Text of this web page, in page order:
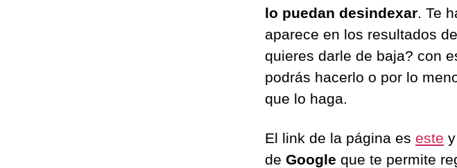
lo puedan desindexar . Te
aparece en los resultados de
quieres darle de baja? con
podrás hacerlo o por lo
que lo haga.
El link de la página es este
de Google que te permite